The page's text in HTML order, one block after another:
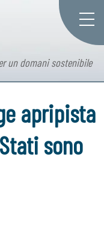
un domani sostenibile
apripista
sono